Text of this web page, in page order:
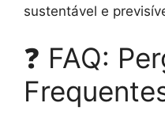
sustentável e
❓ FAQ: